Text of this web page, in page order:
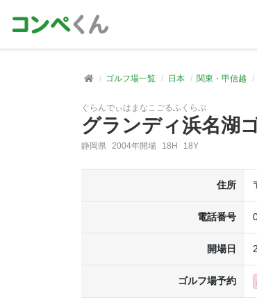
ゴルフ場一覧 日本 関東・甲信越
ぐらんでぃはまなこごるふくらぶ
グランディ浜名湖
静岡県 2004年開場 18H 18Y
住所
電話番号
開場日
ゴルフ場予約